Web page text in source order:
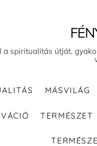
a spiritualitás útját,
MÁSVILÁG
TERMÉSZET